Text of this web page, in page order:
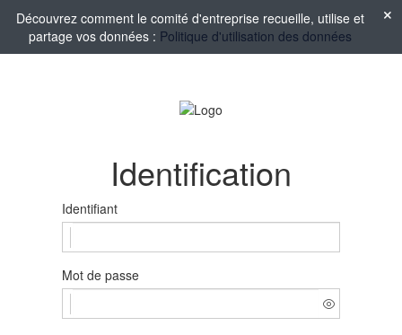
Découvrez comment le comité d'entreprise recueille, utilise et
partage vos données : Politique d'utilisation des données
Identification
Identifiant
Mot de passe